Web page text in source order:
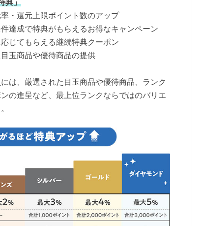
典」
・還元上限ポイント数のアップ
達成で特典がもらえるお得なキャンペーン
じてもらえる継続特典クーポン
玉商品や優待商品の提供
は、厳選された目玉商品や優待商品、ランク
の進呈など、最上位ランクならではのバリエ